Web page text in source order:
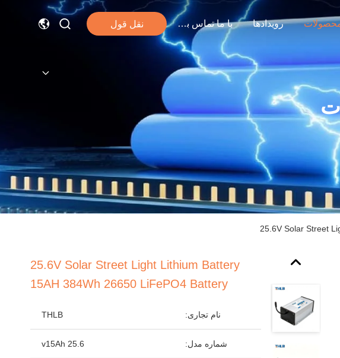
رویدادها با ما تماس بگیرید نقل قول
25.6V Solar Street
25.6V Solar Street Light Lithium Battery
15AH 384Wh 26650 LiFePO4 Battery
نام تجاری: THLB
شماره مدل: 25.6 v15Ah